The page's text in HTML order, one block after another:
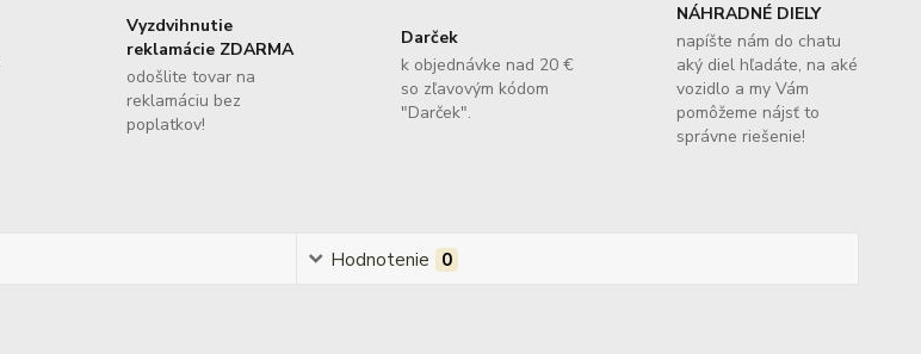
Vyzdvihnutie
reklamácie ZDARMA
odošlite tovar na
reklamáciu bez
poplatkov!
Darček
k objednávke nad 20 €
so zľavovým kódom
"Darček".
NÁHRADNÉ DIELY
napíšte nám do chatu
aký diel hľadáte, na aké
vozidlo a my Vám
pomôžeme nájsť to
správne riešenie!
Hodnotenie 0